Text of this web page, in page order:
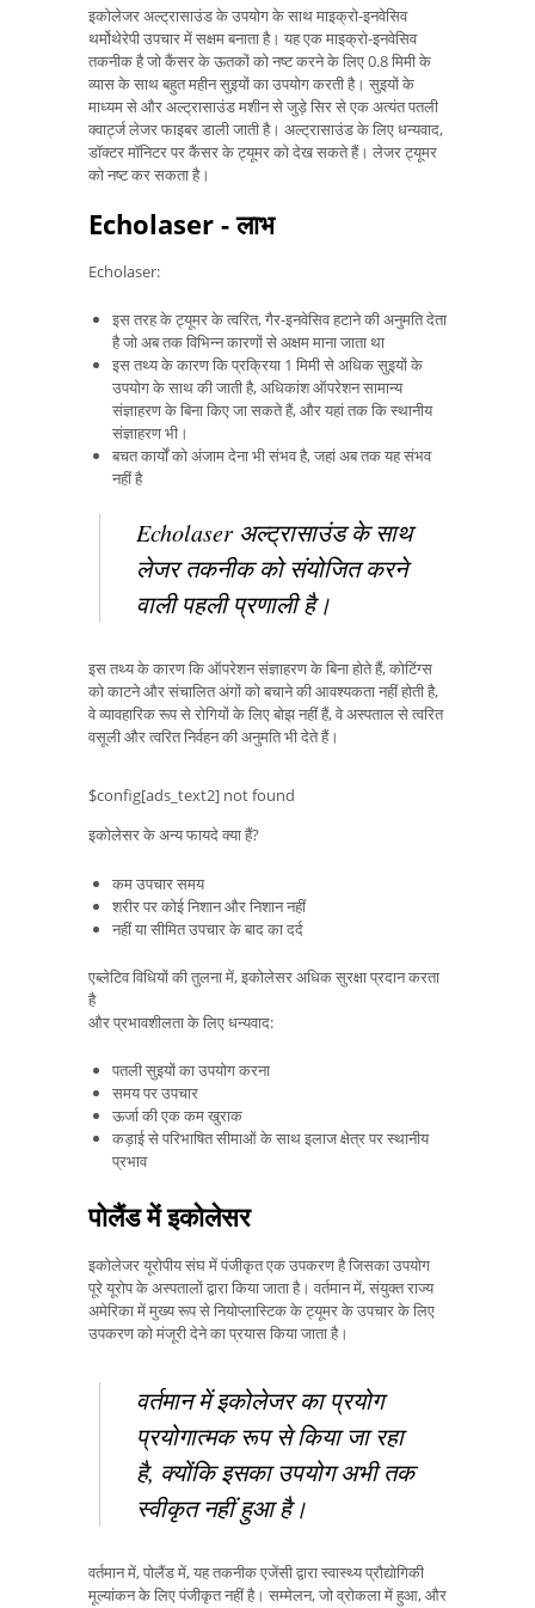
इकोलेजर अल्ट्रासाउंड के उपयोग के साथ माइक्रो-इनवेसिव
थर्मोथेरेपी उपचार में सक्षम बनाता है। यह एक माइक्रो-इनवेसिव
तकनीक है जो कैंसर के ऊतकों को नष्ट करने के लिए 0.8 मिमी के
व्यास के साथ बहुत महीन सुइयों का उपयोग करती है। सुइयों के
माध्यम से और अल्ट्रासाउंड मशीन से जुड़े सिर से एक अत्यंत पतली
क्वार्ट्ज लेजर फाइबर डाली जाती है। अल्ट्रासाउंड के लिए धन्यवाद,
डॉक्टर मॉनिटर पर कैंसर के ट्यूमर को देख सकते हैं। लेजर ट्यूमर
को नष्ट कर सकता है।
Echolaser - लाभ
Echolaser:
इस तरह के ट्यूमर के त्वरित, गैर-इनवेसिव हटाने की अनुमति देता
है जो अब तक विभिन्न कारणों से अक्षम माना जाता था
इस तथ्य के कारण कि प्रक्रिया 1 मिमी से अधिक सुइयों के
उपयोग के साथ की जाती है, अधिकांश ऑपरेशन सामान्य
संज्ञाहरण के बिना किए जा सकते हैं, और यहां तक ​​कि स्थानीय
संज्ञाहरण भी।
बचत कार्यों को अंजाम देना भी संभव है, जहां अब तक यह संभव
नहीं है
Echolaser अल्ट्रासाउंड के साथ
लेजर तकनीक को संयोजित करने
वाली पहली प्रणाली है।
इस तथ्य के कारण कि ऑपरेशन संज्ञाहरण के बिना होते हैं, कोटिंग्स
को काटने और संचालित अंगों को बचाने की आवश्यकता नहीं होती है,
वे व्यावहारिक रूप से रोगियों के लिए बोझ नहीं हैं, वे अस्पताल से त्वरित
वसूली और त्वरित निर्वहन की अनुमति भी देते हैं।
$config[ads_text2] not found
इकोलेसर के अन्य फायदे क्या हैं?
कम उपचार समय
शरीर पर कोई निशान और निशान नहीं
नहीं या सीमित उपचार के बाद का दर्द
एब्लेटिव विधियों की तुलना में, इकोलेसर अधिक सुरक्षा प्रदान करता
है
और प्रभावशीलता के लिए धन्यवाद:
पतली सुइयों का उपयोग करना
समय पर उपचार
ऊर्जा की एक कम खुराक
कड़ाई से परिभाषित सीमाओं के साथ इलाज क्षेत्र पर स्थानीय
प्रभाव
पोलैंड में इकोलेसर
इकोलेजर यूरोपीय संघ में पंजीकृत एक उपकरण है जिसका उपयोग
पूरे यूरोप के अस्पतालों द्वारा किया जाता है। वर्तमान में, संयुक्त राज्य
अमेरिका में मुख्य रूप से नियोप्लास्टिक के ट्यूमर के उपचार के लिए
उपकरण को मंजूरी देने का प्रयास किया जाता है।
वर्तमान में इकोलेजर का प्रयोग
प्रयोगात्मक रूप से किया जा रहा
है, क्योंकि इसका उपयोग अभी तक
स्वीकृत नहीं हुआ है।
वर्तमान में, पोलैंड में, यह तकनीक एजेंसी द्वारा स्वास्थ्य प्रौद्योगिकी
मूल्यांकन के लिए पंजीकृत नहीं है। सम्मेलन, जो व्रोकला में हुआ, और